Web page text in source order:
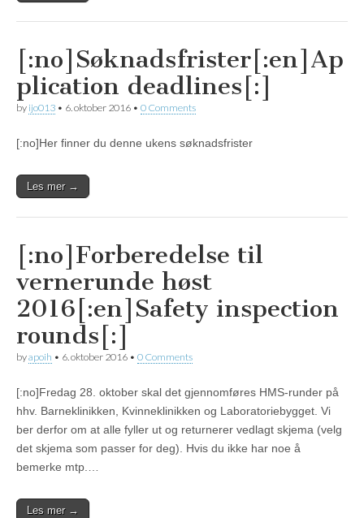
[:no]Søknadsfrister[:en]Ap
plication deadlines[:]
by ijo013 • 6. oktober 2016 • 0 Comments
[:no]Her finner du denne ukens søknadsfrister
Les mer →
[:no]Forberedelse til
vernerunde høst
2016[:en]Safety inspection
rounds[:]
byapoih • 6. oktober 2016 • 0 Comments
[:no]Fredag 28. oktober skal det gjennomføres HMS-runder på
hhv. Barneklinikken, Kvinneklinikken og Laboratoriebygget. Vi
ber derfor om at alle fyller ut og returnerer vedlagt skjema (velg
det skjema som passer for deg). Hvis du ikke har noe å
bemerke mtp.…
Les mer →